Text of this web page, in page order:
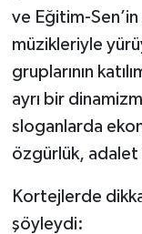
ve Eğitim-
müzikleriyle
gruplarının
ayrı bir
sloganlarda
özgürlük, adalet
Kortejlerde
şöyleydi: